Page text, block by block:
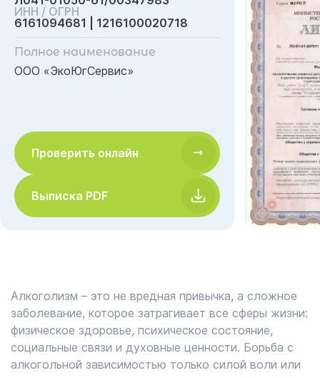
ИНН / ОГРН
6161094681 | 1216100020718
Полное наименование
ООО «ЭкоЮгСервис»
Проверить онлайн
Выписка PDF
Алкоголизм – это не вредная привычка, а сложное
заболевание, которое затрагивает все сферы жизни:
физическое здоровье, психическое состояние,
социальные связи и духовные ценности. Борьба с
алкогольной зависимостью только силой воли или